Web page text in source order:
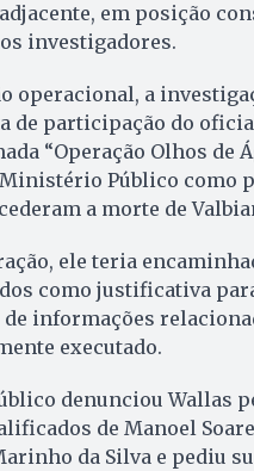
em posição
investigadores.
operacional, a
de participação do
“Operação Olhos de
Público como
a morte de
ele teria
como justificativa
informações
executado.
denunciou Wallas
de Manoel
da Silva e pediu